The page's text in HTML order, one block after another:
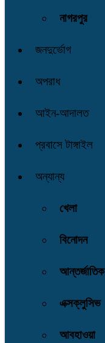
নাগরপুর
জনদুর্ভোগ
অপরাধ
আইন-আদালত
প্রবাসে টাঙ্গাইল
অন্যান্য
খেলা
বিনোদন
আন্তর্জাতিক
এক্সক্লুসিভ
আবহাওয়া